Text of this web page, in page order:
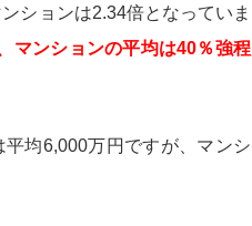
ションは2.34倍となっていま
マンションの平均は40％強程
均6,000万円ですが、マンシ